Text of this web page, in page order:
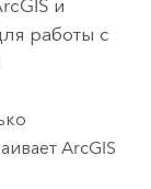
и
работы с
ArcGIS